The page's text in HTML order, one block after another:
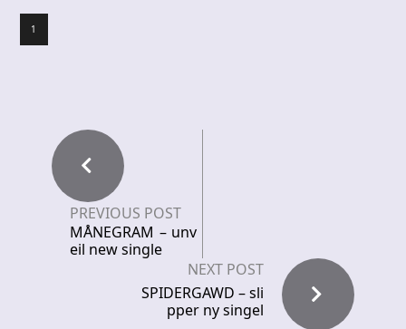
1
PREVIOUS POST
MÅNEGRAM – unv
eil new single
NEXT POST
SPIDERGAWD – sli
pper ny singel